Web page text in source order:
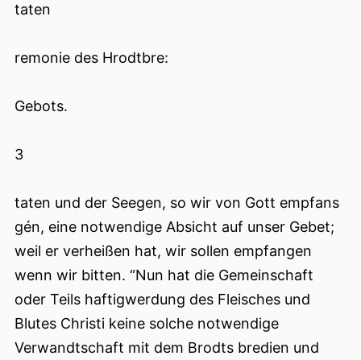
taten
remonie des Hrodtbre:
Gebots.
3
taten und der Seegen, so wir von Gott empfans
gén, eine notwendige Absicht auf unser Gebet;
weil er verheißen hat, wir sollen empfangen
wenn wir bitten. “Nun hat die Gemeinschaft
oder Teils haftigwerdung des Fleisches und
Blutes Christi keine solche notwendige
Verwandtschaft mit dem Brodts bredien und